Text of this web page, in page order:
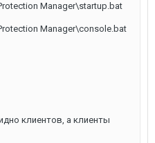
Manager\startup.bat
Manager\console.bat
клиентов, а клиенты